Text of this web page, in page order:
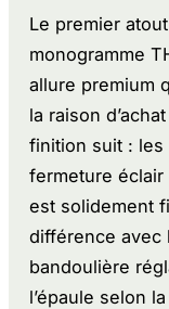
Le premier
monogramme
allure premium
la raison
finition suit : les
fermeture
est solidement
différence avec
bandoulière
l’épaule selon